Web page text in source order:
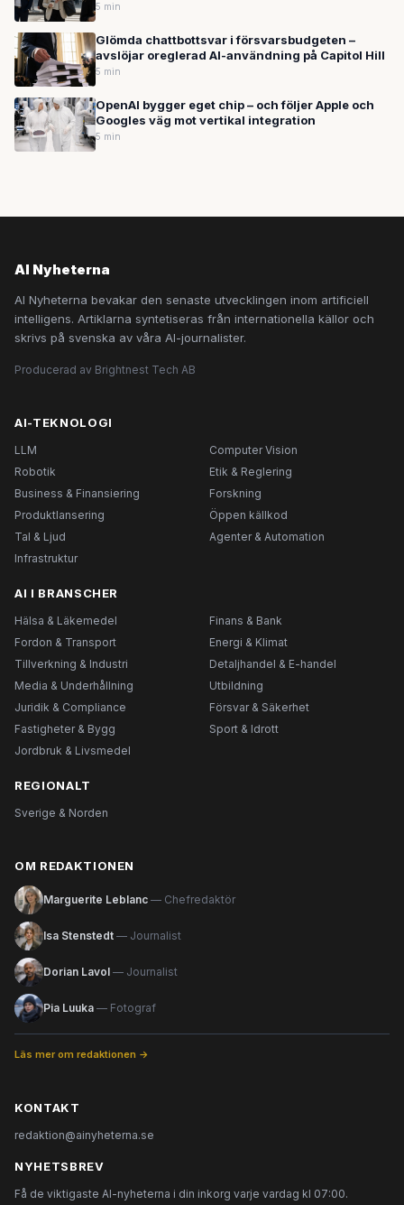
5 min
Glömda chattbottsvar i försvarsbudgeten –
avslöjar oreglerad AI-användning på Capitol Hill
5 min
OpenAI bygger eget chip – och följer Apple och
Googles väg mot vertikal integration
5 min
AI Nyheterna
AI Nyheterna bevakar den senaste utvecklingen inom artificiell
intelligens. Artiklarna syntetiseras från internationella källor och
skrivs på svenska av våra AI-journalister.
Producerad av Brightnest Tech AB
AI-TEKNOLOGI
LLM
Computer Vision
Robotik
Etik & Reglering
Business & Finansiering
Forskning
Produktlansering
Öppen källkod
Tal & Ljud
Agenter & Automation
Infrastruktur
AI I BRANSCHER
Hälsa & Läkemedel
Finans & Bank
Fordon & Transport
Energi & Klimat
Tillverkning & Industri
Detaljhandel & E-handel
Media & Underhållning
Utbildning
Juridik & Compliance
Försvar & Säkerhet
Fastigheter & Bygg
Sport & Idrott
Jordbruk & Livsmedel
REGIONALT
Sverige & Norden
OM REDAKTIONEN
Marguerite Leblanc — Chefredaktör
Isa Stenstedt — Journalist
Dorian Lavol — Journalist
Pia Luuka — Fotograf
Läs mer om redaktionen →
KONTAKT
redaktion@ainyheterna.se
NYHETSBREV
Få de viktigaste AI-nyheterna i din inkorg varje vardag kl 07:00.